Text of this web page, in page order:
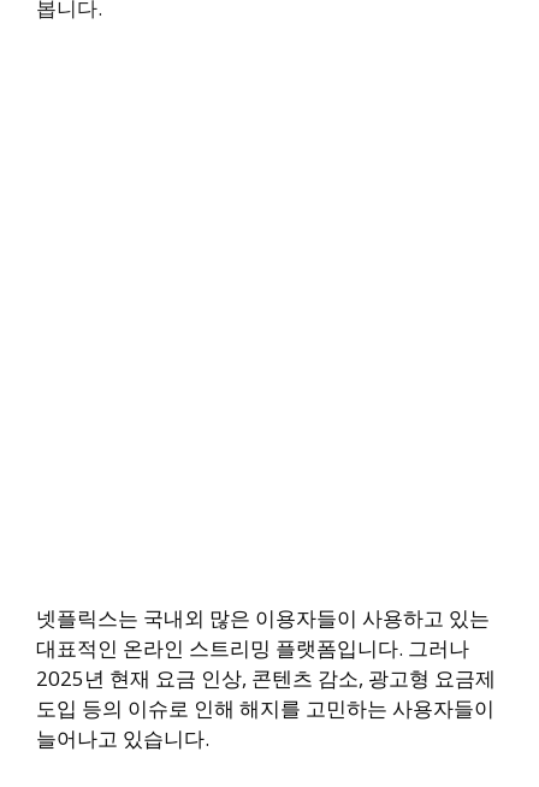
봅니다.
넷플릭스는 국내외 많은 이용자들이 사용하고 있는
대표적인 온라인 스트리밍 플랫폼입니다. 그러나
2025년 현재 요금 인상, 콘텐츠 감소, 광고형 요금제
도입 등의 이슈로 인해 해지를 고민하는 사용자들이
늘어나고 있습니다.